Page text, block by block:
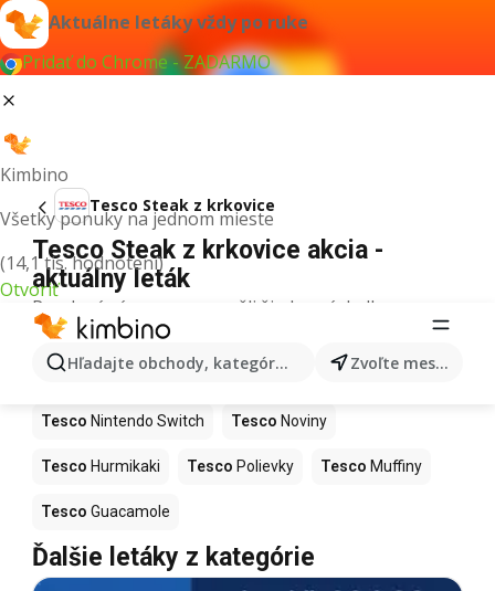
Aktuálne letáky vždy po ruke
Pridať do Chrome - ZADARMO
Kimbino
Všetky ponuky na jednom mieste
(14,1 tis. hodnotení)
Otvoriť
Hľadajte obchody, kategórie, produkty... Zvoľte mesto
Tesco Steak z krkovice
Tesco Steak z krkovice akcia -
aktuálny leták
Pre daný výraz sme nenašli žiadne výsledky.
Ďalšie produkty v obchodoch Tesco
Tesco Kapor Tesco Ashwagandha
Tesco Nintendo Switch Tesco Noviny
Tesco Hurmikaki Tesco Polievky Tesco Muffiny
Tesco Guacamole
Ďalšie letáky z kategórie